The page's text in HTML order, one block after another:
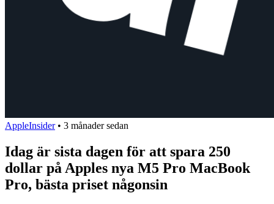
AppleInsider • 3 månader sedan
Idag är sista dagen för att spara 250
dollar på Apples nya M5 Pro MacBook
Pro, bästa priset någonsin